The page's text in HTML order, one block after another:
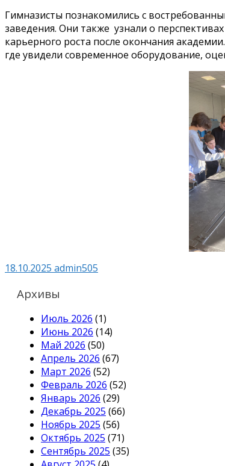
Гимназисты познакомились с
заведения. Они также узнали о
карьерного роста после окончания
где увидели современное оборудование,
18.10.2025 admin505
Архивы
Июль 2026 (1)
Июнь 2026 (14)
Май 2026 (50)
Апрель 2026 (67)
Март 2026 (52)
Февраль 2026 (52)
Январь 2026 (29)
Декабрь 2025 (66)
Ноябрь 2025 (56)
Октябрь 2025 (71)
Сентябрь 2025 (35)